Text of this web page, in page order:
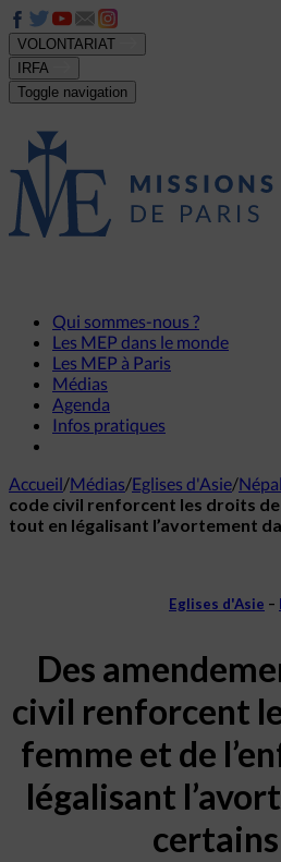
VOLONTARIAT
IRFA
Toggle navigation
Qui sommes-nous ?
Les MEP dans le monde
Les MEP à Paris
Médias
Agenda
Infos pratiques
Accueil/Médias/Eglises d'Asie/Népal
code civil renforcent les droits de
tout en légalisant l’avortement
Eglises d'Asie –
Des
civil renforcent
femme et de
légalisant